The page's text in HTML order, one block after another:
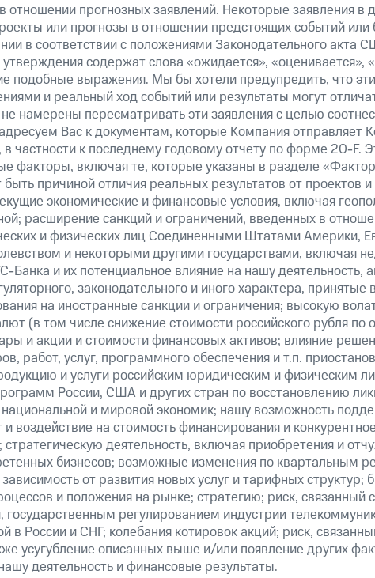
отношении прогнозных заявлений. Некоторые заявления в
или прогнозы в отношении предстоящих событий
в соответствии с положениями Законодательного акта
утверждения содержат слова «ожидается», «оценивается»,
подобные выражения. Мы бы хотели предупредить, что
и реальный ход событий или результаты могут
намерены пересматривать эти заявления с целью
Вас к документам, которые Компания
частности к последнему годовому отчету по форме 20-F.
факторы, включая те, которые указаны в разделе
причиной отличия реальных результатов от проектов
экономические и финансовые условия, включая
расширение санкций и ограничений, введенных в
и физических лиц Соединенными Штатами Америки,
и некоторыми другими государствами, включая
Банка и их потенциальное влияние на нашу деятельность,
законодательного и иного характера, принятые
на иностранные санкции и ограничения; высокую
(в том числе снижение стоимости российского рубля
и акции и стоимости финансовых активов; влияние
работ, услуг, программного обеспечения и т.п.
и услуги российским юридическим и физическим
России, США и других стран по восстановлению
и мировой экономик; нашу возможность
воздействие на стоимость финансирования и
стратегическую деятельность, включая приобретения и
бизнесов; возможные изменения по квартальным
от развития новых услуг и тарифных структур;
и положения на рынке; стратегию; риск, связанный
государственным регулированием индустрии
в России и СНГ; колебания котировок акций; риск,
усугубление описанных выше и/или появление других
деятельность и финансовые результаты.